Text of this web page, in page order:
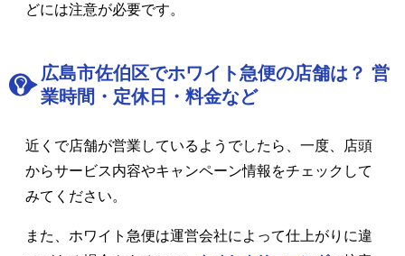
どには注意が必要です。
広島市佐伯区でホワイト急便の店舗は？ 営
業時間・定休日・料金など
近くで店舗が営業しているようでしたら、一度、店頭
からサービス内容やキャンペーン情報をチェックして
みてください。
また、ホワイト急便は運営会社によって仕上がりに違